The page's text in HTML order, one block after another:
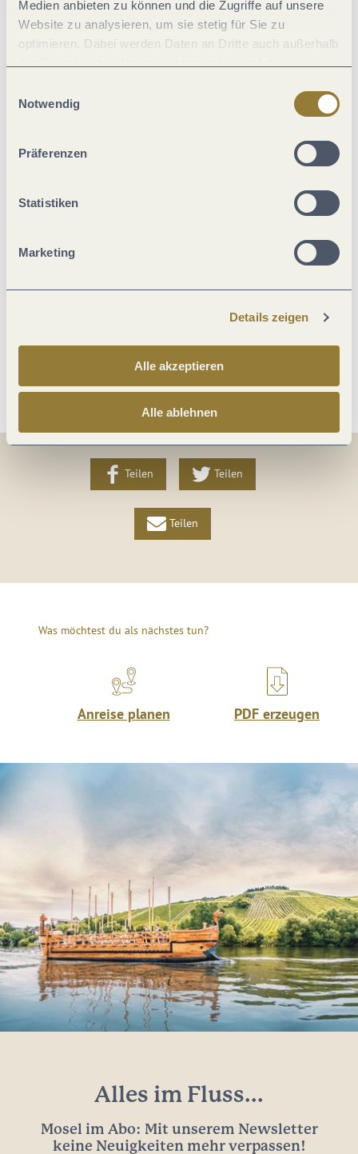
Medien anbieten zu können und die Zugriffe auf unsere
Website zu analysieren, um sie stetig für Sie zu
optimieren. Dabei werden Daten an Dritte auch außerhalb
jederzeit widerrufen werden. Mit der Auswahl "Alle
ablehnen" kann es zu Beeinträchtigungen in der Nutzung
Notwendig
Präferenzen
Statistiken
Marketing
Details zeigen
Alle akzeptieren
Alle ablehnen
Familie
Weitere Infos
Teilen Teilen
Teilen
Was möchtest du als nächstes tun?
Anreise planen PDF erzeugen
Alles im Fluss...
Mosel im Abo: Mit unserem Newsletter
keine Neuigkeiten mehr verpassen!